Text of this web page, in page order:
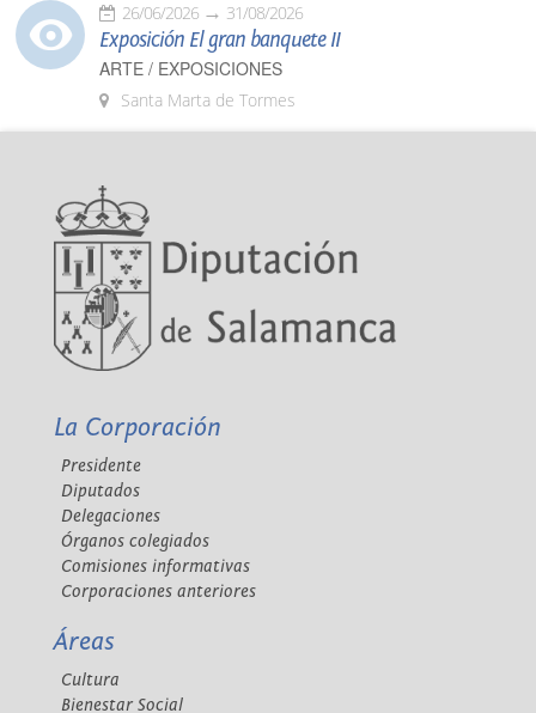
26/06/2026 31/08/2026
Exposición El gran banquete II
ARTE / EXPOSICIONES
Santa Marta de Tormes
La Corporación
Presidente
Diputados
Delegaciones
Órganos colegiados
Comisiones informativas
Corporaciones anteriores
Áreas
Cultura
Bienestar Social